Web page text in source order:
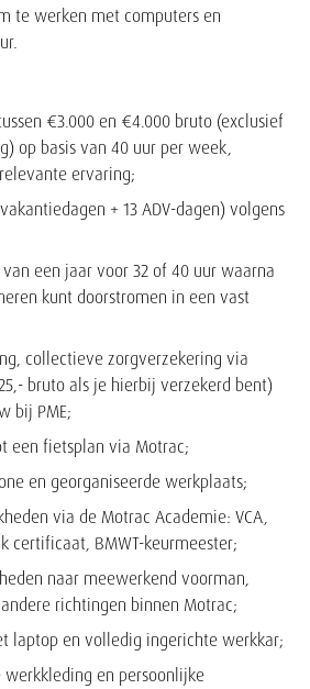
te werken met computers en
€3.000 en €4.000 bruto (exclusief
op basis van 40 uur per week,
ervaring;
+ 13 ADV-dagen) volgens
een jaar voor 32 of 40 uur waarna
kunt doorstromen in een vast
collectieve zorgverzekering via
bruto als je hierbij verzekerd bent)
bij PME;
een fietsplan via Motrac;
en georganiseerde werkplaats;
via de Motrac Academie: VCA,
certificaat, BMWT-keurmeester;
naar meewerkend voorman,
richtingen binnen Motrac;
laptop en volledig ingerichte werkkar;
en persoonlijke